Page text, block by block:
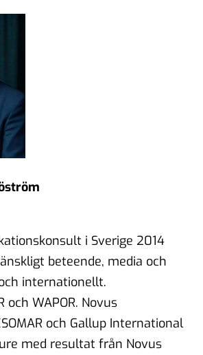
i Sverige 2014
beteende, media och
internationellt.
och WAPOR. Novus
och Gallup International
med resultat från Novus